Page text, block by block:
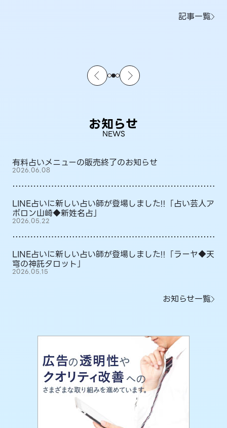
記事一覧
お知らせ
NEWS
有料占いメニューの販売終了のお知らせ
2026.06.08
LINE占いに新しい占い師が登場しました!!「占い芸人ア
ポロン山崎◆新姓名占」
2026.05.22
LINE占いに新しい占い師が登場しました!!「ラーヤ◆天
穹の神託タロット」
2026.05.15
お知らせ一覧